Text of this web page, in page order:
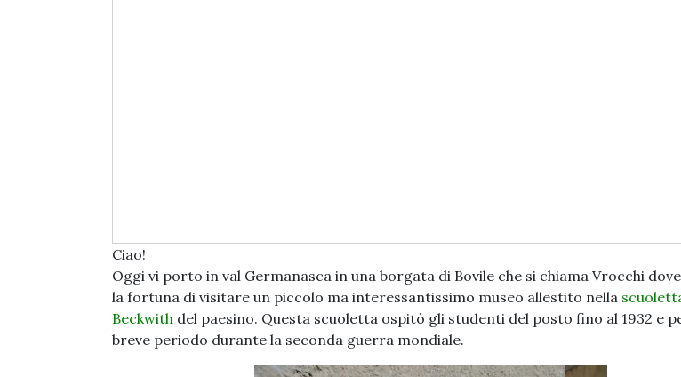
Ciao!
Oggi vi porto in val Germanasca in una borgata di Bovile che si chiama Vrocchi
la fortuna di visitare un piccolo ma interessantissimo museo allestito nella
Beckwith del paesino. Questa scuoletta ospitò gli studenti del posto fino al 1932 e
breve periodo durante la seconda guerra mondiale.